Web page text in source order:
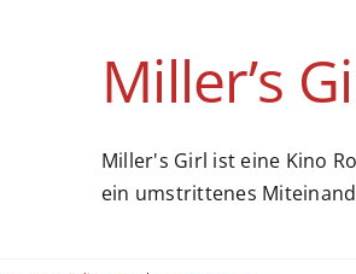
Miller’s
Miller's Girl ist eine Kino
ein umstrittenes